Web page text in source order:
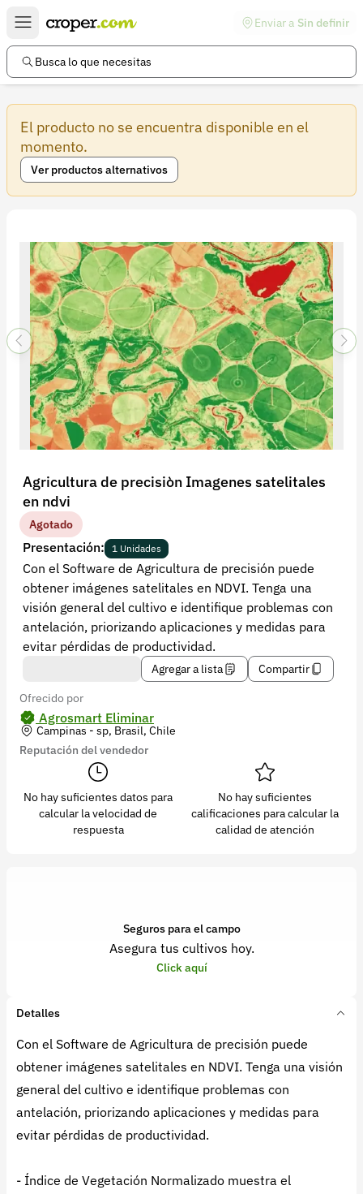
Enviar a Sin definir
Busca lo que necesitas
El producto no se encuentra disponible en el
momento.
Ver productos alternativos
Agricultura de precisiòn Imagenes satelitales
en ndvi
Agotado
Presentación: 1 Unidades
Con el Software de Agricultura de precisión puede
obtener imágenes satelitales en NDVI. Tenga una
visión general del cultivo e identifique problemas con
antelación, priorizando aplicaciones y medidas para
evitar pérdidas de productividad.
Agregar a lista
Compartir
Ofrecido por
Agrosmart Eliminar
Campinas - sp, Brasil, Chile
Reputación del vendedor
No hay suficientes datos para
calcular la velocidad de
respuesta
No hay suficientes
calificaciones para calcular la
calidad de atención
Seguros para el campo
Asegura tus cultivos hoy.
Click aquí
Detalles
Con el Software de Agricultura de precisión puede
obtener imágenes satelitales en NDVI. Tenga una visión
general del cultivo e identifique problemas con
antelación, priorizando aplicaciones y medidas para
evitar pérdidas de productividad.
- Índice de Vegetación Normalizado muestra el
Enlaces de interés
Preguntas frecuentes
Ayuda
Información legal
Términos y condiciones
Política de privacidad
Cuenta
Iniciar sesión
Registrarse
Recuperar contraseña
Contacto
Soporte
contacto@croper.com
© 2026 Croper.com Todos los derechos reservados
Versión 5.45.0
Síguenos